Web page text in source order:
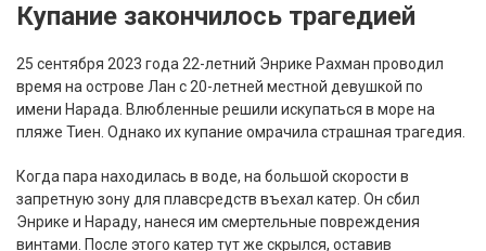
Купание закончилось трагедией
25 сентября 2023 года 22-летний Энрике Рахман проводил
время на острове Лан с 20-летней местной девушкой по
имени Нарада. Влюбленные решили искупаться в море на
пляже Тиен. Однако их купание омрачила страшная трагедия.
Когда пара находилась в воде, на большой скорости в
запретную зону для плавсредств въехал катер. Он сбил
Энрике и Нараду, нанеся им смертельные повреждения
винтами. После этого катер тут же скрылся, оставив